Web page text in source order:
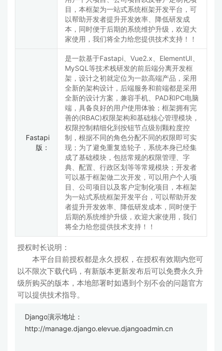
目，本框架为一站式系统框架开发平台，可
以帮助开发者提升开发效率、降低研发成
本，同时便于后期的系统维护升级，欢迎大
家使用，我们将全力给您提供技术支持！！
Fastapi
版：
是一款基于Fastapi、Vue2.x、ElementUI、
MySQL等技术栈研发的前后端分离开发框
架，设计之初就定位为一款高端产品，采用
全新的架构设计，后端服务和前端都是采用
全新的设计方案，兼容手机、PAD和PC电脑
端，具备良好的用户使用体验；框架拥有完
善的(RBAC)权限架构和基础核心管理模块，
权限控制精细化到按钮节点级别颗粒度控
制，根据不同的角色分配不同的权限即可实
现；为了避免重复造轮子，系统本身已经集
成了基础模块，包括常规的权限管理、字
典、配置、行政区划等等常规模块；开发者
可以基于框架做二次开发，可以用户个人项
目、公司项目以及客户定制化项目，本框架
为一站式系统框架开发平台，可以帮助开发
者提升开发效率、降低研发成本，同时便于
后期的系统维护升级，欢迎大家使用，我们
将全力给您提供技术支持！！
授权时长说明：
本平台目前授权都是永久授权，在授权有效期内您可
以不限次下载代码，有新版本更新发布后可以免费永久升
级所购买的版本，本地部署时如遇到个别不会的问题官方
可以提供技术指导。
Django演示地址：
http://manage.django.elevue.djangoadmin.cn